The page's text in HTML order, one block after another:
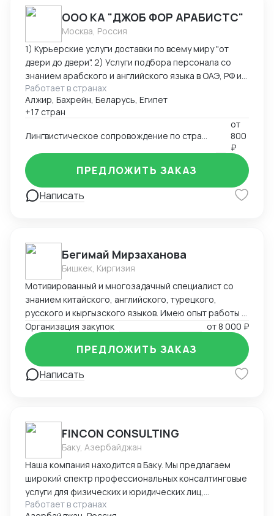
ООО КА "ДЖОБ ФОР АРАБИСТС"
Москва, Россия
1) Курьерские услуги доставки по всему миру "от
двери до двери". 2) Услуги подбора персонала со
знанием арабского и английского языка в ОАЭ, РФ и
странах Ближнего Востока. 3) Услуги поиска бизнес-
партнеров на Ближнем Востоке 4) Услуги устного и
письменного перевода арабский-английский-
бизнес-миссий и переговоров по странам Ближнего
Востока и Северной Африки.
Работает в странах
Алжир, Бахрейн, Беларусь, Египет
+17 стран
Лингвистическое сопровождение по странам Ближнего Востока и Северной Африки
от
800
₽
Написать
ПРЕДЛОЖИТЬ ЗАКАЗ
Бегимай Мирзаханова
Бишкек, Киргизия
Мотивированный и многозадачный специалист со
знанием китайского, английского, турецкого,
русского и кыргызского языков. Имею опыт работы в
сфере международных продаж, закупок и логистики.
Быстро адаптируюсь в мультикультурной среде и
выстраиваю долгосрочные партнёрские отношения.
Надёжна, ответственна и стремлюсь к
профессиональному росту.
Организация закупок от 8 000 ₽
Написать
ПРЕДЛОЖИТЬ ЗАКАЗ
FINCON CONSULTING
Баку, Азербайджан
Наша компания находится в Баку. Мы предлагаем
широкий спектр профессиональных консалтинговые
услуги для физических и юридических лиц,
предпринимателей и бизнесменов на территории
Работает в странах